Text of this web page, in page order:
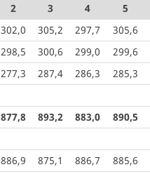
2 3 4 5
302,0 305,2 297,7 305,6
298,5 300,6 299,0 299,6
277,3 287,4 286,3 285,3
877,8 893,2 883,0 890,5
886,9 875,1 886,7 885,6